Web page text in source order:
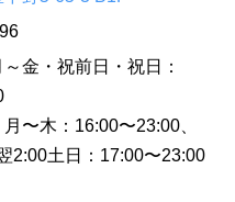
～金・祝前日・祝日：
月〜木：16:00〜23:00、
2:00土日：17:00〜23:00